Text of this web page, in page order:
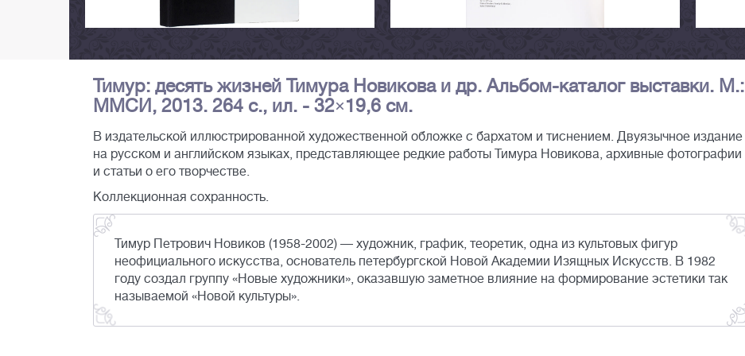
Тимур: десять жизней Тимура Новикова и др. Альбом-каталог выставки. М.:
ММСИ, 2013. 264 с., ил. - 32×19,6 см.
В издательской иллюстрированной художественной обложке с бархатом и тиснением. Двуязычное издание
на русском и английском языках, представляющее редкие работы Тимура Новикова, архивные фотографии
и статьи о его творчестве.
Коллекционная сохранность.
Тимур Петрович Новиков (1958-2002) — художник, график, теоретик, одна из культовых фигур
неофициального искусства, основатель петербургской Новой Академии Изящных Искусств. В 1982
году создал группу «Новые художники», оказавшую заметное влияние на формирование эстетики так
называемой «Новой культуры».